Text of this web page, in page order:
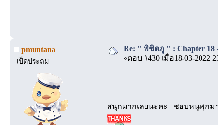
pmuntana
เป็ดประถม
Re: " พิชิตภู " : Chapter 18
«ตอบ #430 เมื่อ18-03-2022
สนุกมากเลยนะคะ ชอบหนูพุกม